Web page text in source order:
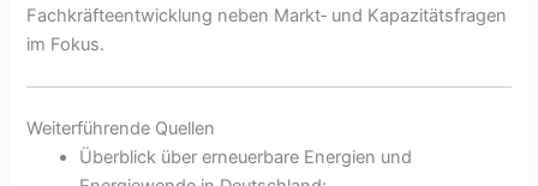
Fachkräfteentwicklung neben Markt‑ und Kapazitätsfragen
im Fokus.
Weiterführende Quellen
Überblick über erneuerbare Energien und